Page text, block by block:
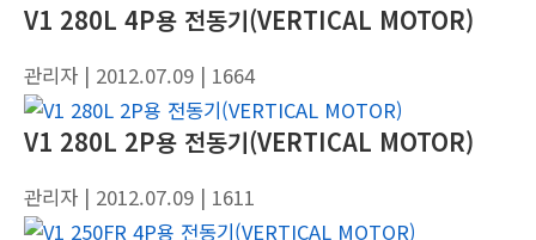
V1 280L 4P용 전동기(VERTICAL MOTOR)
관리자 | 2012.07.09 | 1664
V1 280L 2P용 전동기(VERTICAL MOTOR)
관리자 | 2012.07.09 | 1611